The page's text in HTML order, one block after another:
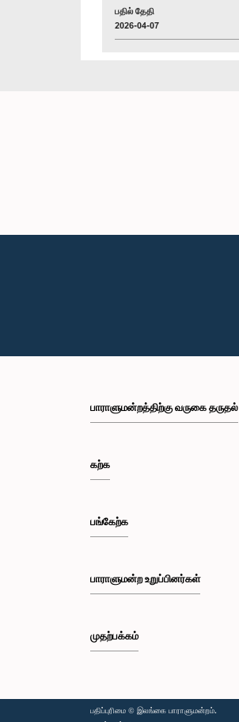
பதில் தேதி
2026-04-07
பாராளுமன்றத்திற்கு வருகை தருதல்
கற்க
பங்கேற்க
பாராளுமன்ற உறுப்பினர்கள்
முதற்பக்கம்
பதிப்புரிமை © இலங்கை பாராளுமன்றம்.